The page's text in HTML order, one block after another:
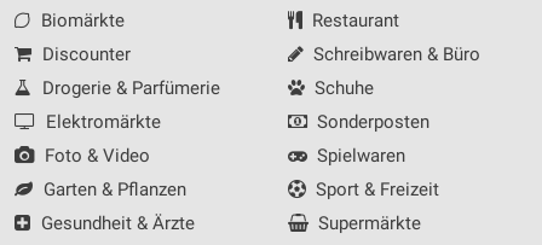
Biomärkte
Discounter
Drogerie & Parfümerie
Elektromärkte
Foto & Video
Garten & Pflanzen
Gesundheit & Ärzte
Restaurant
Schreibwaren & Büro
Schuhe
Sonderposten
Spielwaren
Sport & Freizeit
Supermärkte